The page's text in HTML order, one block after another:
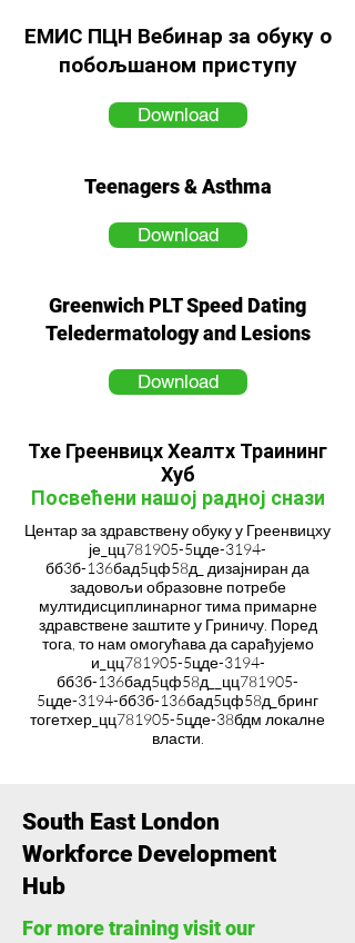
ЕМИС ПЦН Вебинар за обуку о
побољшаном приступу
Download
Teenagers & Asthma
Download
Greenwich PLT Speed Dating
Teledermatology and Lesions
Download
Тхе Греенвицх Хеалтх Траининг
Хуб
Посвећени нашој радној снази
Центар за здравствену обуку у Греенвицху
је_цц781905-5цде-3194-
бб3б-136бад5цф58д_ дизајниран да
задовољи образовне потребе
мултидисциплинарног тима примарне
здравствене заштите у Гриничу. Поред
тога, то нам омогућава да сарађујемо
и_цц781905-5цде-3194-
бб3б-136бад5цф58д__цц781905-
5цде-3194-бб3б-136бад5цф58д_бринг
тогетхер_цц781905-5цде-38бдм локалне
власти.
South East London
Workforce Development
Hub
For more training visit our